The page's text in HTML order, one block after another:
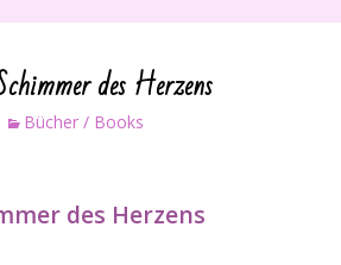
des Herzens
Bücher / Books
des Herzens